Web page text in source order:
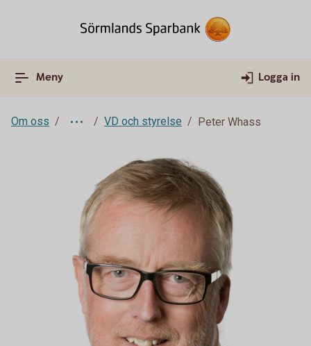
Meny Logga in
Om oss VD och styrelse Peter Whass